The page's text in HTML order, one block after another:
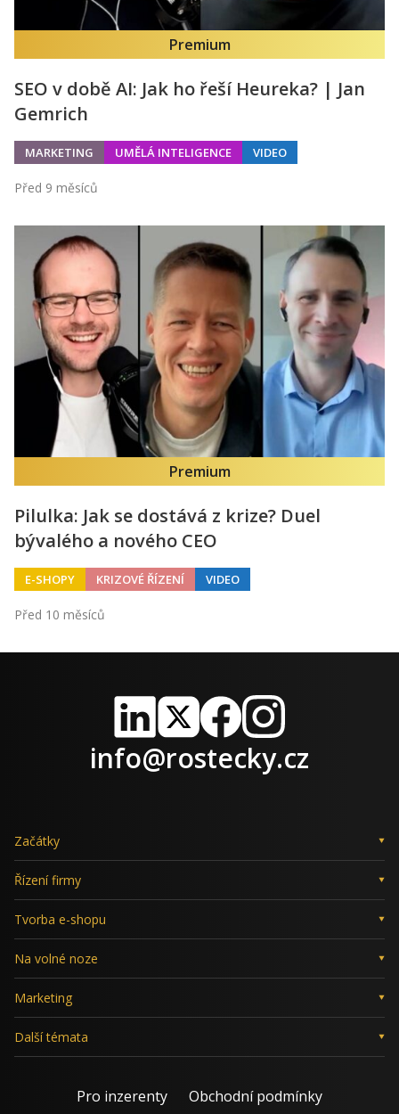
Premium
SEO v době AI: Jak ho řeší Heureka? | Jan
Gemrich
MARKETING UMĚLÁ INTELIGENCE VIDEO
Před 9 měsíců
Premium
Pilulka: Jak se dostává z krize? Duel
bývalého a nového CEO
E-SHOPY KRIZOVÉ ŘÍZENÍ VIDEO
Před 10 měsíců
LinkedIn
X FacebookInstagram
info@rostecky.cz
Začátky
Řízení firmy
Tvorba e-shopu
Na volné noze
Marketing
Další témata
Pro inzerenty Obchodní podmínky